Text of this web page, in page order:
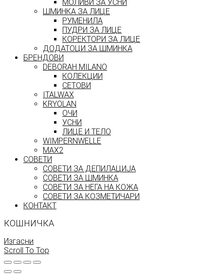
МОЛИВИ ЗА УСНИ
ШМИНКА ЗА ЛИЦЕ
РУМЕНИЛА
ПУДРИ ЗА ЛИЦЕ
КОРЕКТОРИ ЗА ЛИЦЕ
ДОДАТОЦИ ЗА ШМИНКА
БРЕНДОВИ
DEBORAH MILANO
КОЛЕКЦИИ
СЕТОВИ
ITALWAX
KRYOLAN
ОЧИ
УСНИ
ЛИЦЕ И ТЕЛО
WIMPERNWELLE
MAX2
СОВЕТИ
СОВЕТИ ЗА ДЕПИЛАЦИЈА
СОВЕТИ ЗА ШМИНКА
СОВЕТИ ЗА НЕГА НА КОЖА
СОВЕТИ ЗА КОЗМЕТИЧАРИ
КОНТАКТ
КОШНИЧКА
Изгасни
Scroll To Top